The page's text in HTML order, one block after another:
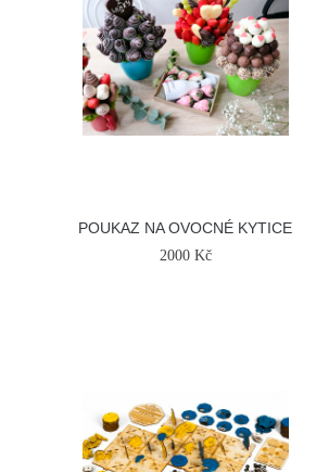
POUKAZ NA OVOCNÉ KYTICE
2000 Kč